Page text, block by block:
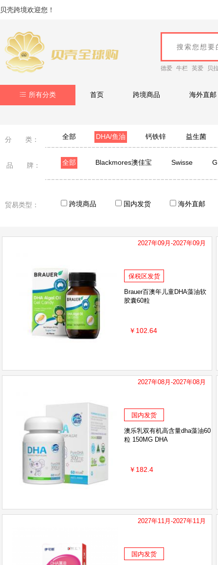
贝壳跨境欢迎您！
德爱 牛栏 英爱 贝
所有分类 首页 跨境商品 海外直邮
分 类： 全部 DHA/鱼油 钙铁锌 益生菌
品 牌： 全部 Blackmores澳佳宝 Swisse
Nordic Naturals LIFELINE CARE EZZ
小小伞 omegor /金凯撒 MegaGold
贸易类型：
跨境商品 国内发货 海外直邮
2027年09月-2027年09月
保税区发货
Brauer百澳年儿童DHA藻油软
胶囊60粒
￥102.64
2027年08月-2027年08月
国内发货
澳乐乳双有机高含量dha藻油60
粒 150MG DHA
￥182.4
2027年11月-2027年11月
国内发货